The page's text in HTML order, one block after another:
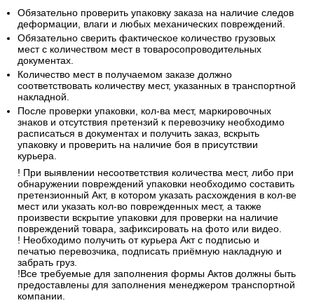
Обязательно проверить упаковку заказа на наличие следов
деформации, влаги и любых механических повреждений.
Обязательно сверить фактическое количество грузовых
мест с количеством мест в товаросопроводительных
документах.
Количество мест в получаемом заказе должно
соответствовать количеству мест, указанных в транспортной
накладной.
После проверки упаковки, кол-ва мест, маркировочных
знаков и отсутствия претензий к перевозчику необходимо
расписаться в документах и получить заказ, вскрыть
упаковку и проверить на наличие боя в присутствии
курьера.
! При выявлении несоответствия количества мест, либо при
обнаружении повреждений упаковки необходимо составить
претензионный Акт, в котором указать расхождения в кол-ве
мест или указать кол-во поврежденных мест, а также
произвести вскрытие упаковки для проверки на наличие
повреждений товара, зафиксировать на фото или видео.
! Необходимо получить от курьера Акт с подписью и
печатью перевозчика, подписать приёмную накладную и
забрать груз.
!Все требуемые для заполнения формы Актов должны быть
предоставлены для заполнения менеджером транспортной
компании.